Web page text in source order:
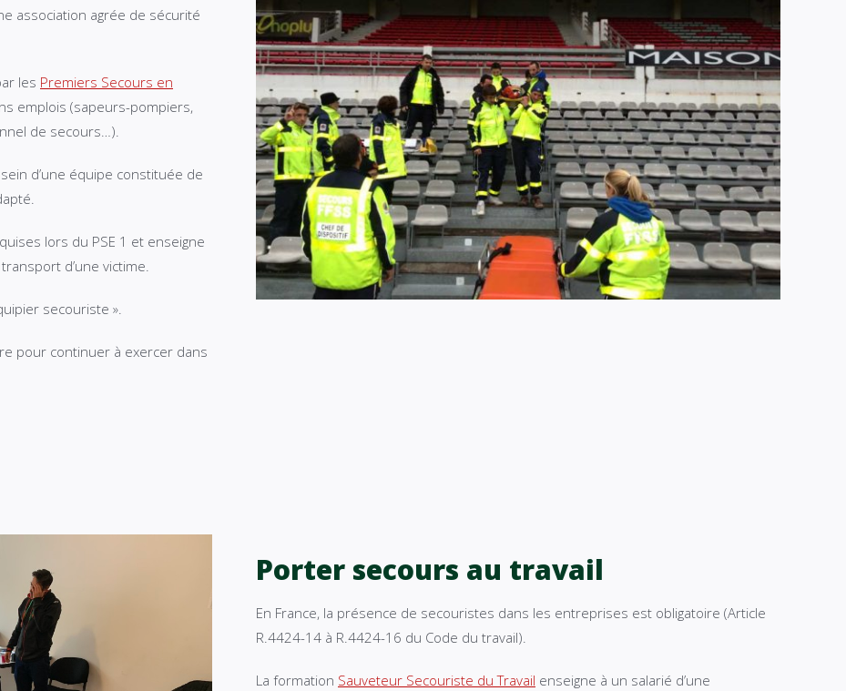
association agrée de sécurité
les Premiers Secours en
emplois (sapeurs-pompiers,
de secours…).
d’une équipe constituée de
lors du PSE 1 et enseigne
d’une victime.
secouriste ».
pour continuer à exercer dans
Porter secours au travail
En France, la présence de secouristes dans les entreprises est obligatoire (Article
R.4424-14 à R.4424-16 du Code du travail).
La formation Sauveteur Secouriste du Travail enseigne à un salarié d’une